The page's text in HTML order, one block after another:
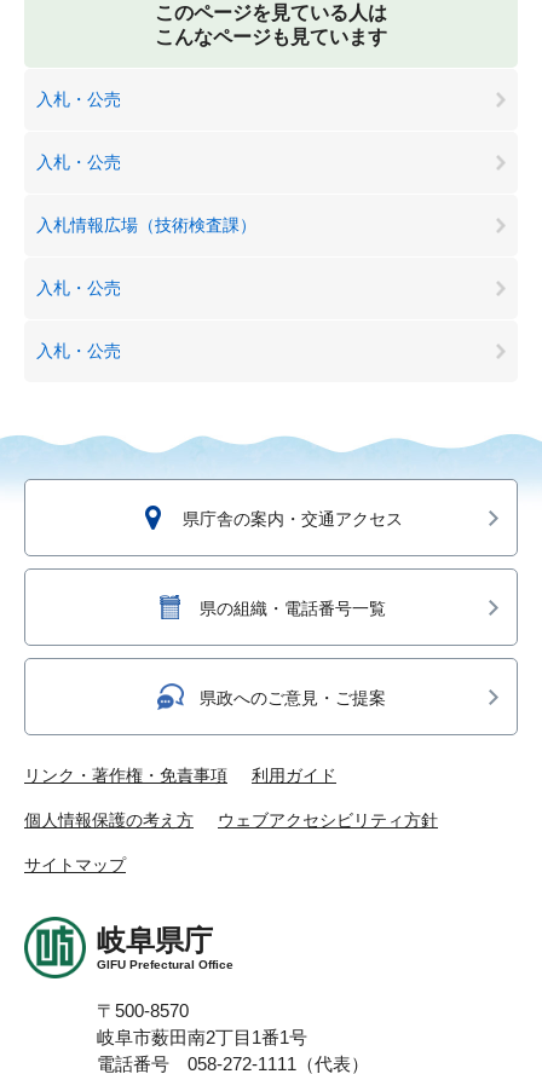
このページを見ている人は
こんなページも見ています
入札・公売
入札・公売
入札情報広場（技術検査課）
入札・公売
入札・公売
県庁舎の案内・交通アクセス
県の組織・電話番号一覧
県政へのご意見・ご提案
リンク・著作権・免責事項 利用ガイド
個人情報保護の考え方 ウェブアクセシビリティ方針
サイトマップ
岐阜県庁
GIFU Prefectural Office
〒500-8570
岐阜市薮田南2丁目1番1号
電話番号 058-272-1111（代表）